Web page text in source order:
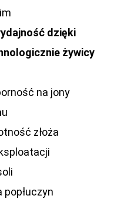
dzięki
żywicy
na jony
złoża